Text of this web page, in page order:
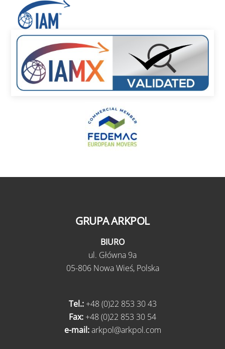
GRUPA ARKPOL
BIURO
ul. Główna 9a
05-806 Nowa Wieś, Polska
Tel.:+48 (0)22 853 30 43
Fax: +48 (0)22 853 30 54
e-mail:arkpol@arkpol.com